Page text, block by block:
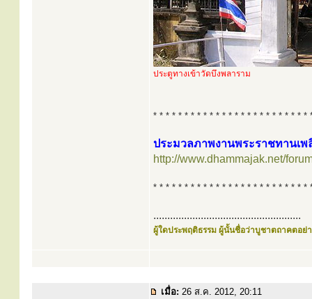
ประตูทางเข้าวัดบึงพลาราม
* * * * * * * * * * * * * * * * * * * * * * * * *
ประมวลภาพงานพระราชทานเ
http://www.dhammajak.net/
* * * * * * * * * * * * * * * * * * * * * * * * *
.....................................................
ผู้ใดประพฤติธรรม ผู้นั้นชื่อว่าบูชาตถาคตอย่า
เมื่อ: 26 ส.ค. 2012, 20:11